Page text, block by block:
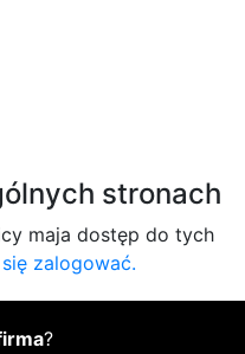
stronach
maja dostęp do tych
zalogować.
?